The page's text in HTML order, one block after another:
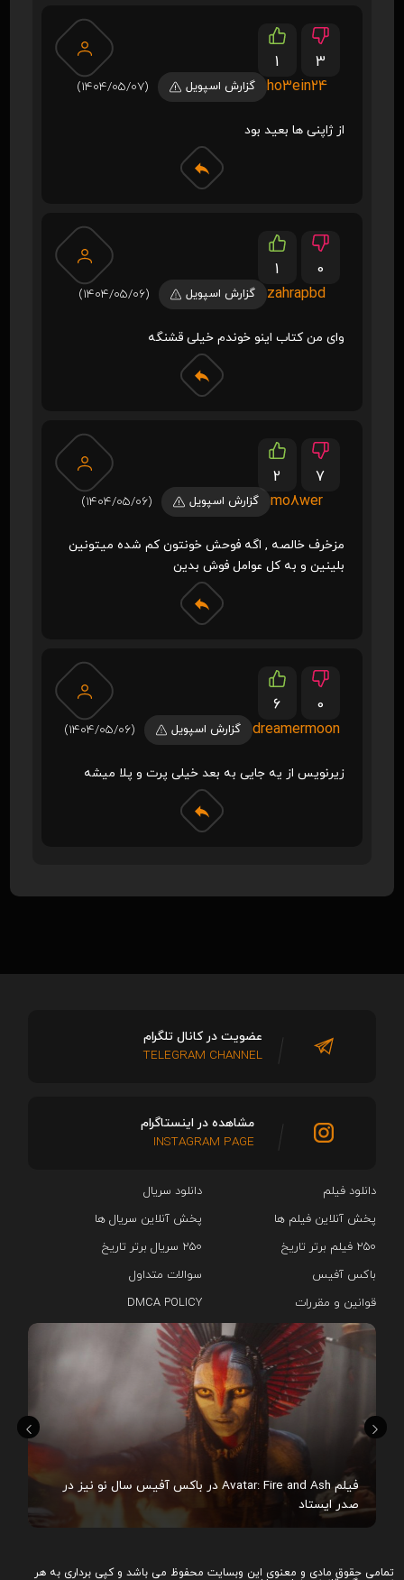
1
3
ho3ein24
گزارش اسپویل (1404/05/07)
از ژاپنی ها بعید بود
1
0
zahrapbd
گزارش اسپویل (1404/05/06)
وای من کتاب اینو خوندم خیلی قشنگه
2
7
mo8wer
گزارش اسپویل (1404/05/06)
مزخرف خالصه , اگه فوحش خونتون کم شده میتونین
بلینین و به کل عوامل فوش بدین
6
0
dreamermoon
گزارش اسپویل (1404/05/06)
زیرنویس از یه جایی به بعد خیلی پرت و پلا میشه
فیلم Avatar: Fire and Ash در باکس آفیس سال نو نیز در
صدر ایستاد
دانلود فیلم
دانلود سریال‌
پخش آنلاین فیلم ها
پخش آنلاین سریال ها
۲۵۰ فیلم برتر تاریخ
۲۵۰ سریال برتر تاریخ
باکس آفیس
سوالات متداول
قوانین و مقررات
DMCA POLICY
عضویت در کانال تلگرام
TELEGRAM CHANNEL
مشاهده در اینستاگرام
INSTAGRAM PAGE
تمامی حقوق مادی و معنوی این وبسایت محفوظ می باشد و کپی برداری به هر